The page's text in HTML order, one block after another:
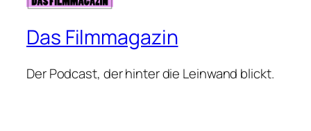
Das Filmmagazin
Der Podcast, der hinter die Leinwand blickt.